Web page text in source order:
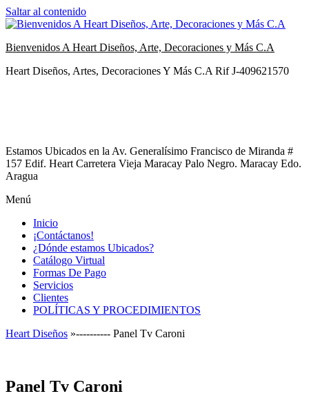
Saltar al contenido
Bienvenidos A Heart Diseños, Arte, Decoraciones y Más C.A
Heart Diseños, Artes, Decoraciones Y Más C.A Rif J-409621570
Estamos Ubicados en la Av. Generalísimo Francisco de Miranda #
157 Edif. Heart Carretera Vieja Maracay Palo Negro. Maracay Edo.
Aragua
Menú
Inicio
¡Contáctanos!
¿Dónde estamos Ubicados?
Catálogo Virtual
Formas De Pago
Servicios
Clientes
POLÍTICAS Y PROCEDIMIENTOS
Heart Diseños »---------- Panel Tv Caroni
Panel Tv Caroni